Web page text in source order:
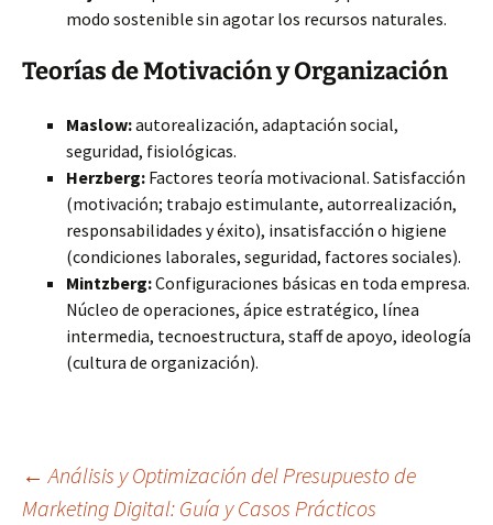
modo sostenible sin agotar los recursos naturales.
Teorías de Motivación y Organización
Maslow:autorealización, adaptación social,
seguridad, fisiológicas.
Herzberg: Factores teoría motivacional. Satisfacción
(motivación; trabajo estimulante, autorrealización,
responsabilidades y éxito), insatisfacción o higiene
(condiciones laborales, seguridad, factores sociales).
Mintzberg:Configuraciones básicas en toda empresa.
Núcleo de operaciones, ápice estratégico, línea
intermedia, tecnoestructura, staff de apoyo, ideología
(cultura de organización).
Navegación
← Análisis y Optimización del Presupuesto de
Marketing Digital: Guía y Casos Prácticos